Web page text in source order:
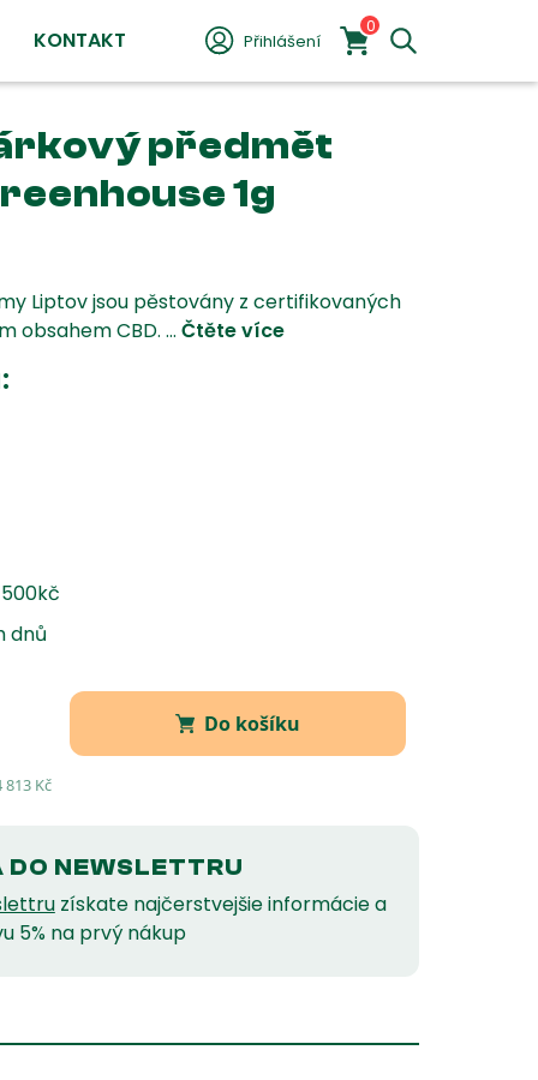
KONTAKT Přihlášení
0
předmět
1g
Liptov jsou pěstovány z certifikovaných
obsahem CBD. ... Čtěte více
dnů
Do košíku
813 Kč
NEWSLETTRU
získate najčerstvejšie informácie a
5% na prvý nákup